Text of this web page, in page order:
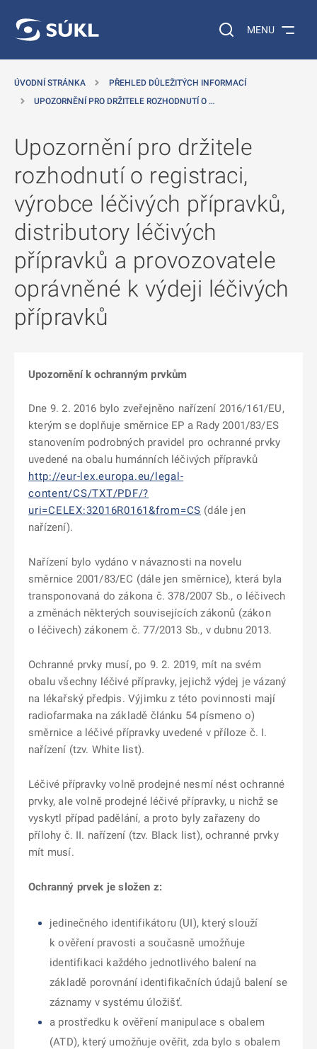
Vyhledávání na
MENU
ÚVODNÍ STRÁNKA
PŘEHLED DŮLEŽITÝCH INFORMACÍ
UPOZORNĚNÍ PRO DRŽITELE ROZHODNUTÍ O …
Upozornění pro držitele
rozhodnutí o registraci,
výrobce léčivých přípravků,
distributory léčivých
přípravků a provozovatele
oprávněné k výdeji léčivých
přípravků
Upozornění k ochranným prvkům
Dne 9. 2. 2016 bylo zveřejněno nařízení 2016/161/EU,
kterým se doplňuje směrnice EP a Rady 2001/83/ES
stanovením podrobných pravidel pro ochranné prvky
uvedené na obalu humánních léčivých přípravků
http://eur-lex.europa.eu/legal-
content/CS/TXT/PDF/?
uri=CELEX:32016R0161&from=CS (dále jen
nařízení).
Nařízení bylo vydáno v návaznosti na novelu
směrnice 2001/83/EC (dále jen směrnice), která byla
transponovaná do zákona č. 378/2007 Sb., o léčivech
a změnách některých souvisejících zákonů (zákon
o léčivech) zákonem č. 77/2013 Sb., v dubnu 2013.
Ochranné prvky musí, po 9. 2. 2019, mít na svém
obalu všechny léčivé přípravky, jejichž výdej je vázaný
na lékařský předpis. Výjimku z této povinnosti mají
radiofarmaka na základě článku 54 písmeno o)
směrnice a léčivé přípravky uvedené v příloze č. I.
nařízení (tzv. White list).
Léčivé přípravky volně prodejné nesmí nést ochranné
prvky, ale volně prodejné léčivé přípravky, u nichž se
vyskytl případ padělání, a proto byly zařazeny do
přílohy č. II. nařízení (tzv. Black list), ochranné prvky
mít musí.
Ochranný prvek je složen z:
jedinečného identifikátoru (UI), který slouží
k ověření pravosti a současně umožňuje
identifikaci každého jednotlivého balení na
základě porovnání identifikačních údajů balení se
záznamy v systému úložišť.
a prostředku k ověření manipulace s obalem
(ATD), který umožňuje ověřit, zda bylo s obalem